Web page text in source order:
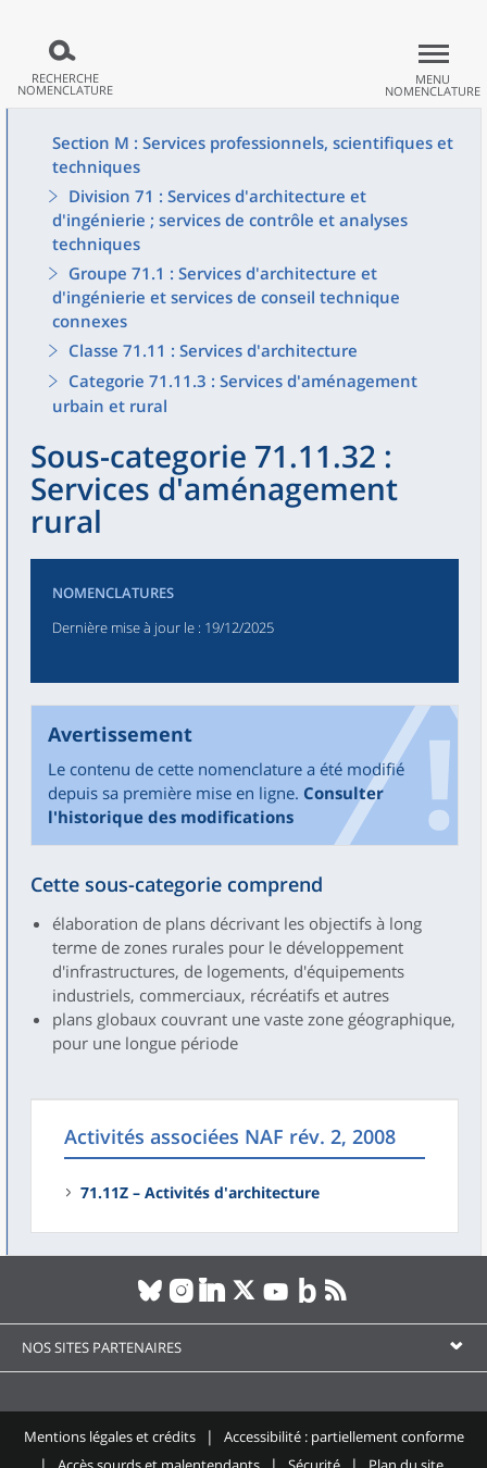
RECHERCHE
NOMENCLATURE
MENU
NOMENCLATURE
Section M : Services professionnels, scientifiques et
techniques
Division 71 : Services d'architecture et
d'ingénierie ; services de contrôle et analyses
techniques
Groupe 71.1 : Services d'architecture et
d'ingénierie et services de conseil technique
connexes
Classe 71.11 : Services d'architecture
Categorie 71.11.3 : Services d'aménagement
urbain et rural
Sous-categorie 71.11.32 :
Services d'aménagement
rural
NOMENCLATURES
Dernière mise à jour le : 19/12/2025
Avertissement
Le contenu de cette nomenclature a été modifié
depuis sa première mise en ligne. Consulter
l'historique des modifications
Cette sous-categorie comprend
élaboration de plans décrivant les objectifs à long
terme de zones rurales pour le développement
d'infrastructures, de logements, d'équipements
industriels, commerciaux, récréatifs et autres
plans globaux couvrant une vaste zone géographique,
pour une longue période
Activités associées NAF rév. 2, 2008
71.11Z – Activités d'architecture
NOS SITES PARTENAIRES
Mentions légales et crédits
Accessibilité : partiellement conforme